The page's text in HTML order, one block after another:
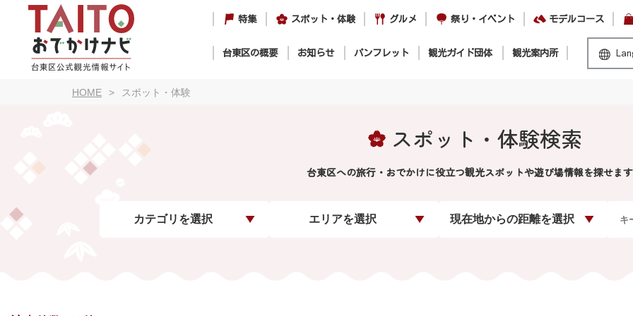
特集 スポット・体験 グルメ 祭り・イベント モデルコース
台東区の概要 お知らせ パンフレット 観光ガイド団体 観光案内所
HOME スポット・体験
スポット・体験検索
台東区への旅行・おでかけに役立つ観光スポットや遊び場情報を探せま
カテゴリを選択 エリアを選択 現在地からの距離を選択